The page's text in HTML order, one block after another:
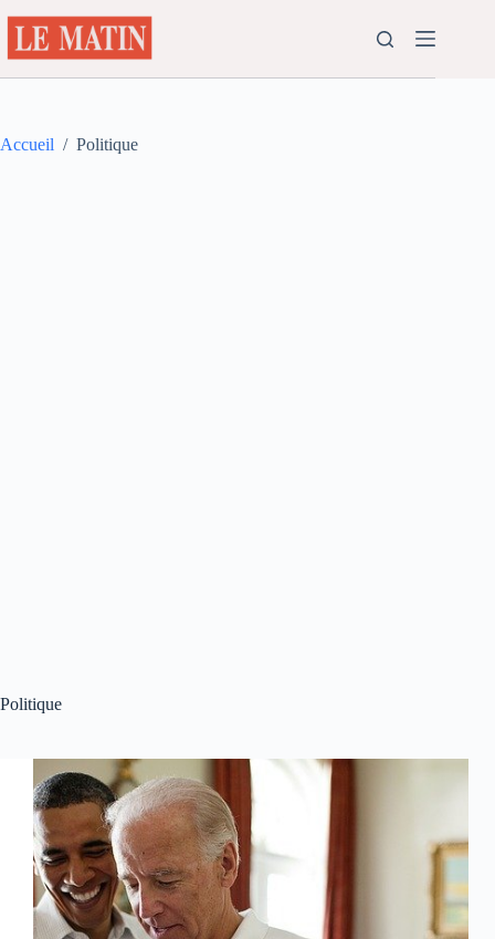
au
contenu
Accueil / Politique
Politique